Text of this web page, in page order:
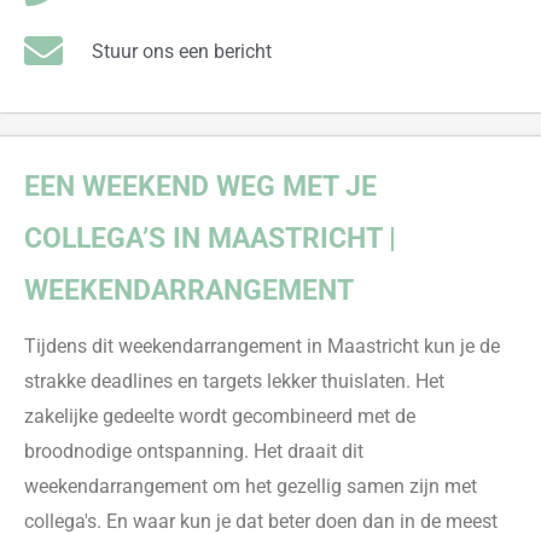
Stuur ons een bericht
EEN WEEKEND WEG MET JE
COLLEGA’S IN MAASTRICHT|
WEEKENDARRANGEMENT
Tijdens dit weekendarrangement in Maastricht kun je de
strakke deadlines en targets lekker thuislaten. Het
zakelijke gedeelte wordt gecombineerd met de
broodnodige ontspanning. Het draait dit
weekendarrangement om het gezellig samen zijn met
collega's. En waar kun je dat beter doen dan in de meest